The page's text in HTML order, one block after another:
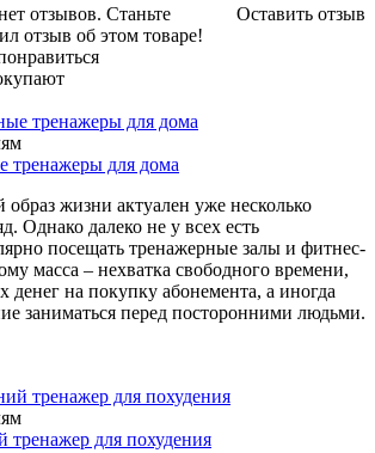
Оставить отзыв
отзывов. Станьте
отзыв об этом товаре!
тренажеры для дома
жизни актуален уже несколько
Однако далеко не у всех есть
посещать тренажерные залы и фитнес-
масса – нехватка свободного времени,
денег на покупку абонемента, а иногда
заниматься перед посторонними людьми.
для похудения